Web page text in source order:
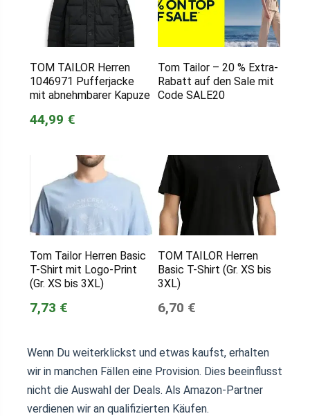
TOM TAILOR Herren
1046971 Pufferjacke
mit abnehmbarer Kapuze
44,99 €
Tom Tailor – 20 % Extra-
Rabatt auf den Sale mit
Code SALE20
Tom Tailor Herren Basic
T-Shirt mit Logo-Print
(Gr. XS bis 3XL)
7,73 €
TOM TAILOR Herren
Basic T-Shirt (Gr. XS bis
3XL)
6,70 €
Wenn Du weiterklickst und etwas kaufst, erhalten
wir in manchen Fällen eine Provision. Dies beeinflusst
nicht die Auswahl der Deals. Als Amazon-Partner
verdienen wir an qualifizierten Käufen.